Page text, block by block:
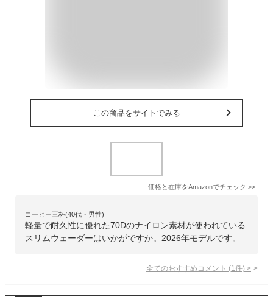
この商品をサイトでみる
価格と在庫をAmazonでチェック >>
コーヒー三杯(40代・男性)
軽量で耐久性に優れた70Dのナイロン素材が使われている
スリムウェーダーはいかがですか。2026年モデルです。
全てのおすすめコメント (1 件) >